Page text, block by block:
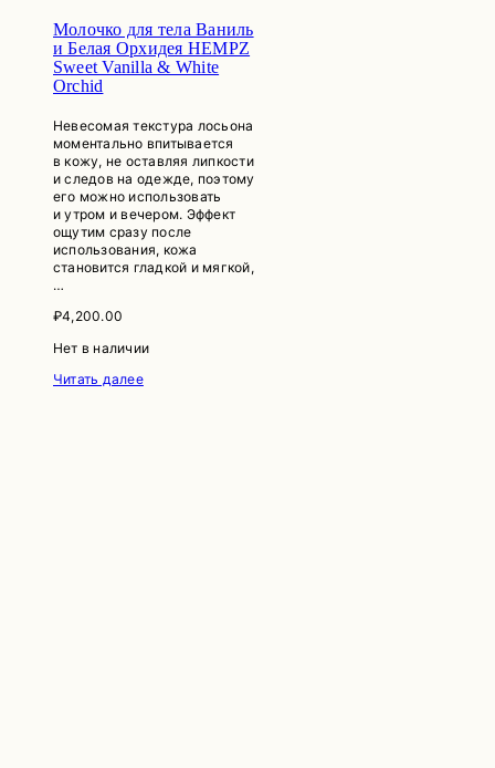
Молочко для тела Ваниль
и Белая Орхидея HEMPZ
Sweet Vanilla & White
Orchid
Невесомая текстура лосьона
моментально впитывается
в кожу, не оставляя липкости
и следов на одежде, поэтому
его можно использовать
и утром и вечером. Эффект
ощутим сразу после
использования, кожа
становится гладкой и мягкой,
…
₽4,200.00
Нет в наличии
Читать далее